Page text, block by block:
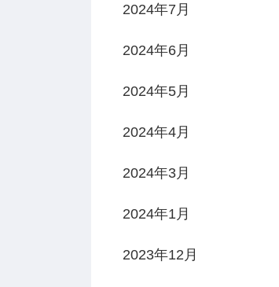
2024年7月
2024年6月
2024年5月
2024年4月
2024年3月
2024年1月
2023年12月